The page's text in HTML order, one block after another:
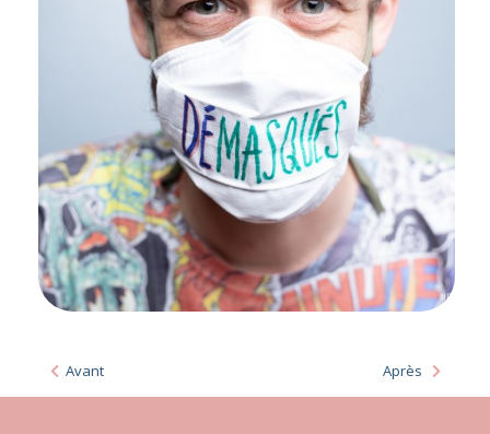
Avant Après